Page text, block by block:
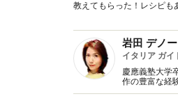
教えてもらった！レシピも
岩田 デノ
イタリア ガイ
慶應義塾大学
作の豊富な経
訳もおまかせ